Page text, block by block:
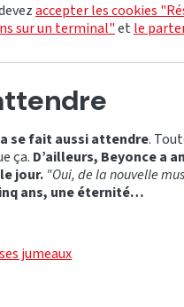
accepter les cookies
sur un terminal"et le
se fait aussi attendre.
ça. D’ailleurs, Beyonce a
jour. "Oui, de la nouvelle
ans, une éternité…
jumeaux